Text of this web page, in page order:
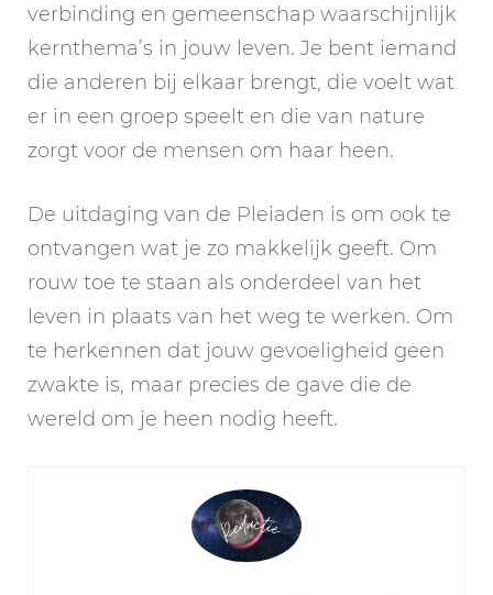
verbinding en gemeenschap waarschijnlijk
kernthema’s in jouw leven. Je bent iemand
die anderen bij elkaar brengt, die voelt wat
er in een groep speelt en die van nature
zorgt voor de mensen om haar heen.
De uitdaging van de Pleiaden is om ook te
ontvangen wat je zo makkelijk geeft. Om
rouw toe te staan als onderdeel van het
leven in plaats van het weg te werken. Om
te herkennen dat jouw gevoeligheid geen
zwakte is, maar precies de gave die de
wereld om je heen nodig heeft.